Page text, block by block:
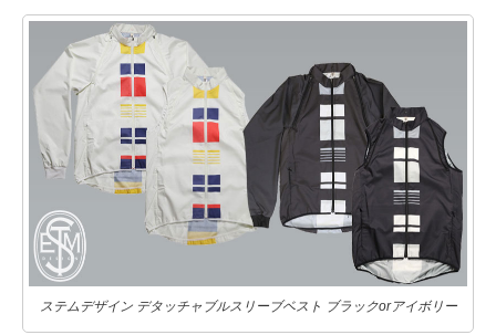
ステムデザイン デタッチャブルスリーブベスト ブラックorアイボリー